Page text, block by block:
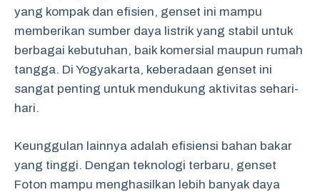
yang kompak dan efisien, genset ini mampu
memberikan sumber daya listrik yang stabil untuk
berbagai kebutuhan, baik komersial maupun rumah
tangga. Di Yogyakarta, keberadaan genset ini
sangat penting untuk mendukung aktivitas sehari-
hari.
Keunggulan lainnya adalah efisiensi bahan bakar
yang tinggi. Dengan teknologi terbaru, genset
Foton mampu menghasilkan lebih banyak daya